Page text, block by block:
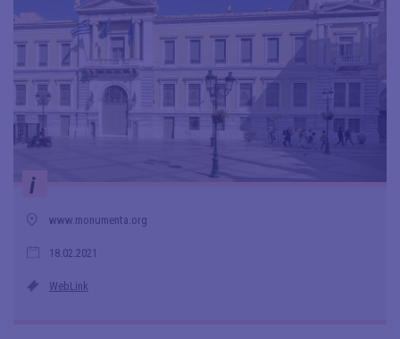
i
www.monumenta.org
18.02.2021
WebLink